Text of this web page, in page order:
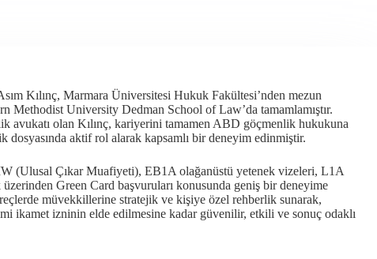
Kılınç, Marmara Üniversitesi Hukuk Fakültesi’nden mezun
Methodist University Dedman School of Law’da tamamlamıştır.
avukatı olan Kılınç, kariyerini tamamen ABD göçmenlik hukukuna
dosyasında aktif rol alarak kapsamlı bir deneyim edinmiştir.​
(Ulusal Çıkar Muafiyeti), EB1A olağanüstü yetenek vizeleri, L1A
Green Card başvuruları konusunda geniş bir deneyime
müvekkillerine stratejik ve kişiye özel rehberlik sunarak,
ikamet izninin elde edilmesine kadar güvenilir, etkili ve sonuç odaklı